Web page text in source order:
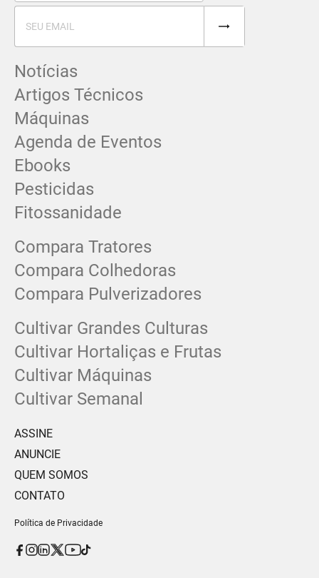
Notícias
Artigos Técnicos
Máquinas
Agenda de Eventos
Ebooks
Pesticidas
Fitossanidade
Compara Tratores
Compara Colhedoras
Compara Pulverizadores
Cultivar Grandes Culturas
Cultivar Hortaliças e Frutas
Cultivar Máquinas
Cultivar Semanal
ASSINE
ANUNCIE
QUEM SOMOS
CONTATO
Política de Privacidade